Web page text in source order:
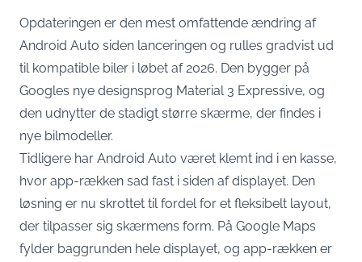
Opdateringen er den mest omfattende ændring af
Android Auto siden lanceringen og rulles gradvist ud
til kompatible biler i løbet af 2026. Den bygger på
Googles nye designsprog Material 3 Expressive, og
den udnytter de stadigt større skærme, der findes i
nye bilmodeller.
Tidligere har Android Auto været klemt ind i en kasse,
hvor app-rækken sad fast i siden af displayet. Den
løsning er nu skrottet til fordel for et fleksibelt layout,
der tilpasser sig skærmens form. På Google Maps
fylder baggrunden hele displayet, og app-rækken er